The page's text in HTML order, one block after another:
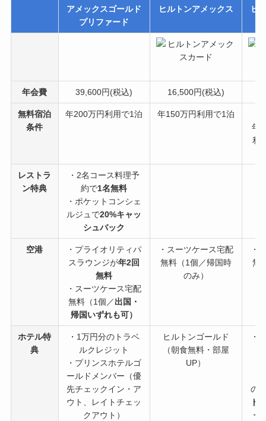
アメックスゴールド
プリファード
ヒルトンアメックス ヒ
年会費 39,600円(税込) 16,500円(税込)
無料宿泊
条件
年200万円利用で1泊 年150万円利用で1泊
年
利
レストラ
ン特典
・2名コース料理予
約で1名無料
・ポケットコンシェ
ルジュで20%キャッ
シュバック
空港
・プライオリティパ
スラウンジが年2回
無料
・スーツケース宅配
無料（1個／出国・
帰国いずれも可）
・スーツケース宅配
無料（1個／帰国時
のみ）
・
無
ホテル特
典
・1万円分のトラベ
ルクレジット
・プリンスホテルゴ
ールドメンバー（優
先チェックイン・ア
ウト、レイトチェッ
クアウト）
ヒルトンゴールド
（朝食無料・部屋
UP）
・
の
ド
ー